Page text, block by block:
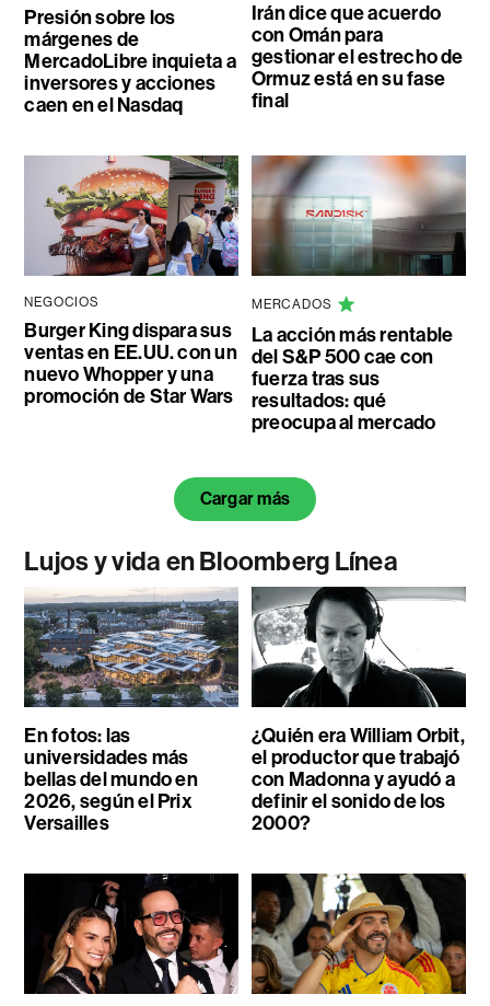
Presión sobre los
márgenes de
MercadoLibre inquieta a
inversores y acciones
caen en el Nasdaq
Irán dice que acuerdo
con Omán para
gestionar el estrecho de
Ormuz está en su fase
final
NEGOCIOS
Burger King dispara sus
ventas en EE.UU. con un
nuevo Whopper y una
promoción de Star Wars
MERCADOS
La acción más rentable
del S&P 500 cae con
fuerza tras sus
resultados: qué
preocupa al mercado
Cargar más
Lujos y vida en Bloomberg Línea
En fotos: las
universidades más
bellas del mundo en
2026, según el Prix
Versailles
¿Quién era William Orbit,
el productor que trabajó
con Madonna y ayudó a
definir el sonido de los
2000?